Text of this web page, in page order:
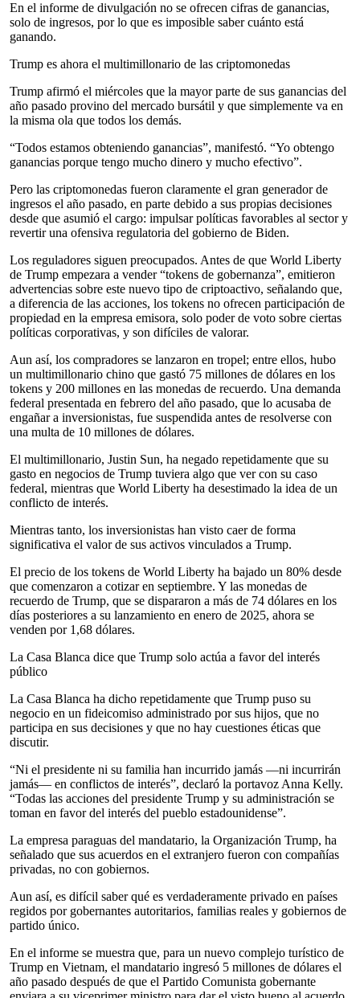
En el informe de divulgación no se ofrecen cifras de ganancias,
solo de ingresos, por lo que es imposible saber cuánto está
ganando.
Trump es ahora el multimillonario de las criptomonedas
Trump afirmó el miércoles que la mayor parte de sus ganancias del
año pasado provino del mercado bursátil y que simplemente va en
la misma ola que todos los demás.
“Todos estamos obteniendo ganancias”, manifestó. “Yo obtengo
ganancias porque tengo mucho dinero y mucho efectivo”.
Pero las criptomonedas fueron claramente el gran generador de
ingresos el año pasado, en parte debido a sus propias decisiones
desde que asumió el cargo: impulsar políticas favorables al sector y
revertir una ofensiva regulatoria del gobierno de Biden.
Los reguladores siguen preocupados. Antes de que World Liberty
de Trump empezara a vender “tokens de gobernanza”, emitieron
advertencias sobre este nuevo tipo de criptoactivo, señalando que,
a diferencia de las acciones, los tokens no ofrecen participación de
propiedad en la empresa emisora, solo poder de voto sobre ciertas
políticas corporativas, y son difíciles de valorar.
Aun así, los compradores se lanzaron en tropel; entre ellos, hubo
un multimillonario chino que gastó 75 millones de dólares en los
tokens y 200 millones en las monedas de recuerdo. Una demanda
federal presentada en febrero del año pasado, que lo acusaba de
engañar a inversionistas, fue suspendida antes de resolverse con
una multa de 10 millones de dólares.
El multimillonario, Justin Sun, ha negado repetidamente que su
gasto en negocios de Trump tuviera algo que ver con su caso
federal, mientras que World Liberty ha desestimado la idea de un
conflicto de interés.
Mientras tanto, los inversionistas han visto caer de forma
significativa el valor de sus activos vinculados a Trump.
El precio de los tokens de World Liberty ha bajado un 80% desde
que comenzaron a cotizar en septiembre. Y las monedas de
recuerdo de Trump, que se dispararon a más de 74 dólares en los
días posteriores a su lanzamiento en enero de 2025, ahora se
venden por 1,68 dólares.
La Casa Blanca dice que Trump solo actúa a favor del interés
público
La Casa Blanca ha dicho repetidamente que Trump puso su
negocio en un fideicomiso administrado por sus hijos, que no
participa en sus decisiones y que no hay cuestiones éticas que
discutir.
“Ni el presidente ni su familia han incurrido jamás —ni incurrirán
jamás— en conflictos de interés”, declaró la portavoz Anna Kelly.
“Todas las acciones del presidente Trump y su administración se
toman en favor del interés del pueblo estadounidense”.
La empresa paraguas del mandatario, la Organización Trump, ha
señalado que sus acuerdos en el extranjero fueron con compañías
privadas, no con gobiernos.
Aun así, es difícil saber qué es verdaderamente privado en países
regidos por gobernantes autoritarios, familias reales y gobiernos de
partido único.
En el informe se muestra que, para un nuevo complejo turístico de
Trump en Vietnam, el mandatario ingresó 5 millones de dólares el
año pasado después de que el Partido Comunista gobernante